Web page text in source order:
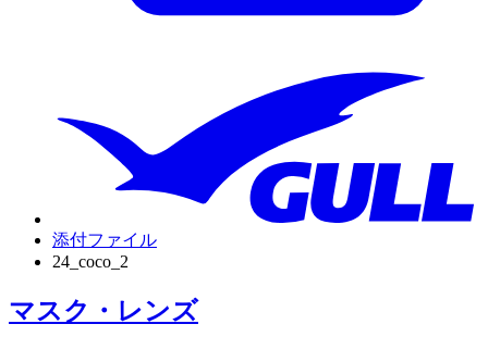
添付ファイル
24_coco_2
マスク・レンズ